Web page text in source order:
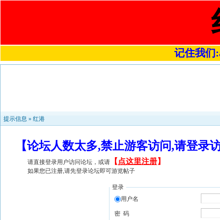
记住我们
提示信息 » 红港
【论坛人数太多,禁止游客访问,请登
请直接登录用户访问论坛，或请 【 点这里注册】
如果您已注册,请先登录论坛即可游览帖子
登录
用户名
密 码